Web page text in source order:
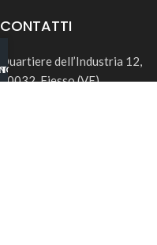
CONTATTI
Quartiere dell’Industria 12,
30032, Fiesso (VE)
B2B